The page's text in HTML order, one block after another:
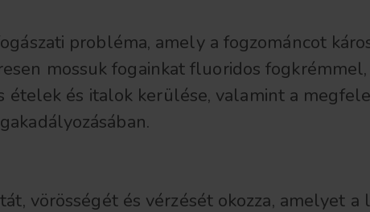
probléma, amely a fogzománcot
mossuk fogainkat fluoridos
ételek és italok kerülése, valamint a
vörösségét és vérzését okozza, amelyet